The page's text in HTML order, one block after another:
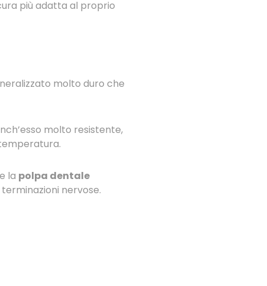
più adatta al proprio
molto duro che
molto resistente,
la polpa dentale
nervose.